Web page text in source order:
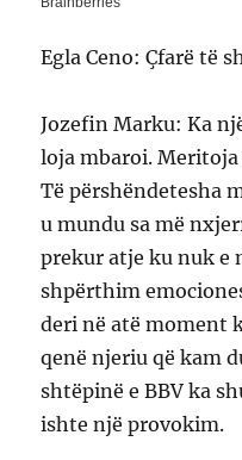
Egla Ceno: Çfarë të
Jozefin Marku: Ka
loja mbaroi.
Të përshëndetesha
u mundu sa më
prekur atje ku nuk e
shpërthim
deri në atë moment
qenë njeriu që kam
shtëpinë e BBV ka
ishte një provokim.